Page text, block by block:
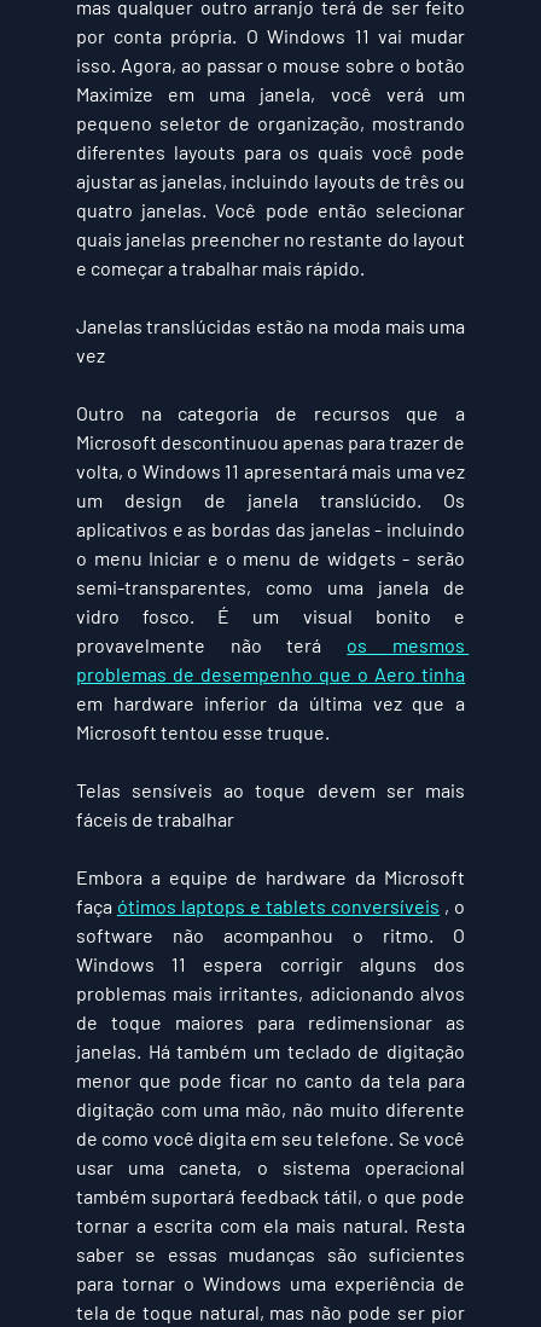
mas qualquer outro arranjo terá de ser feito
por conta própria. O Windows 11 vai mudar
isso. Agora, ao passar o mouse sobre o botão
Maximize em uma janela, você verá um
pequeno seletor de organização, mostrando
diferentes layouts para os quais você pode
ajustar as janelas, incluindo layouts de três ou
quatro janelas. Você pode então selecionar
quais janelas preencher no restante do layout
e começar a trabalhar mais rápido.
Janelas translúcidas estão na moda mais uma
vez
Outro na categoria de recursos que a
Microsoft descontinuou apenas para trazer de
volta, o Windows 11 apresentará mais uma vez
um design de janela translúcido. Os
aplicativos e as bordas das janelas - incluindo
o menu Iniciar e o menu de widgets - serão
semi-transparentes, como uma janela de
vidro fosco. É um visual bonito e
provavelmente não terá os mesmos
problemas de desempenho que o Aero tinha
em hardware inferior da última vez que a
Microsoft tentou esse truque.
Telas sensíveis ao toque devem ser mais
fáceis de trabalhar
Embora a equipe de hardware da Microsoft
faça ótimos laptops e tablets conversíveis , o
software não acompanhou o ritmo. O
Windows 11 espera corrigir alguns dos
problemas mais irritantes, adicionando alvos
de toque maiores para redimensionar as
janelas. Há também um teclado de digitação
menor que pode ficar no canto da tela para
digitação com uma mão, não muito diferente
de como você digita em seu telefone. Se você
usar uma caneta, o sistema operacional
também suportará feedback tátil, o que pode
tornar a escrita com ela mais natural. Resta
saber se essas mudanças são suficientes
para tornar o Windows uma experiência de
tela de toque natural, mas não pode ser pior